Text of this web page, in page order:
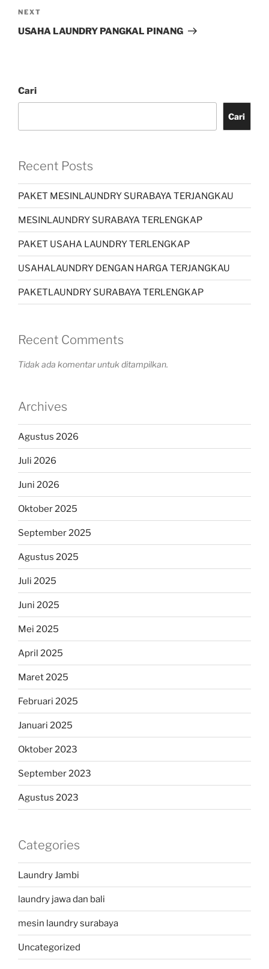
NEXT
USAHA LAUNDRY PANGKAL PINANG
Cari
Cari
Recent Posts
PAKET MESINLAUNDRY SURABAYA TERJANGKAU
MESINLAUNDRY SURABAYA TERLENGKAP
PAKET USAHA LAUNDRY TERLENGKAP
USAHALAUNDRY DENGAN HARGA TERJANGKAU
PAKETLAUNDRY SURABAYA TERLENGKAP
Recent Comments
Tidak ada komentar untuk ditampilkan.
Archives
Agustus 2026
Juli 2026
Juni 2026
Oktober 2025
September 2025
Agustus 2025
Juli 2025
Juni 2025
Mei 2025
April 2025
Maret 2025
Februari 2025
Januari 2025
Oktober 2023
September 2023
Agustus 2023
Categories
Laundry Jambi
laundry jawa dan bali
mesin laundry surabaya
Uncategorized